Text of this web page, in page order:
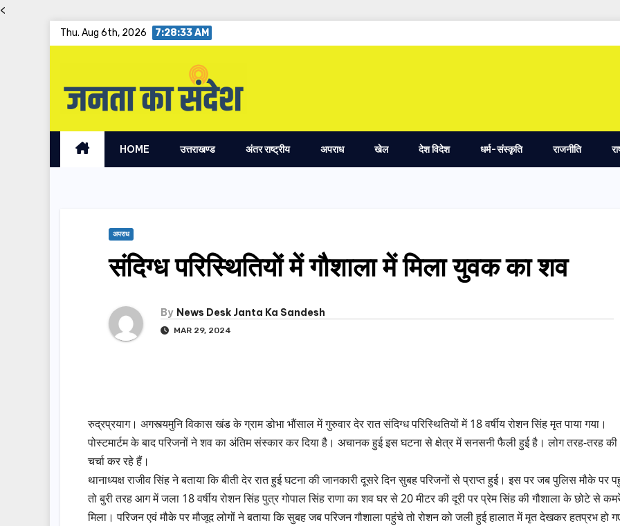
<
Thu. Aug 6th, 2026 7:28:34 AM
HOME उत्तराखण्ड अंतर राष्ट्रीय अपराध खेल देश विदेश धर्म-संस्कृति राजनीति
अपराध
संदिग्ध परिस्थितियों में गौशाला में मिला युवक का शव
By News Desk Janta Ka Sandesh
MAR 29, 2024
रुद्रप्रयाग। अगस्त्यमुनि विकास खंड के ग्राम डोभा भौंसाल में गुरुवार देर रात संदिग्ध परिस्थितियों में 18 वर्षीय रोशन सिंह मृत पाया गया।
पोस्टमार्टम के बाद परिजनों ने शव का अंतिम संस्कार कर दिया है। अचानक हुई इस घटना से क्षेत्र में सनसनी फैली हुई है। लोग तरह-तरह की
चर्चा कर रहे हैं।
थानाध्यक्ष राजीव सिंह ने बताया कि बीती देर रात हुई घटना की जानकारी दूसरे दिन सुबह परिजनों से प्राप्त हुई। इस पर जब पुलिस मौके पर
तो बुरी तरह आग में जला 18 वर्षीय रोशन सिंह पुत्र गोपाल सिंह राणा का शव घर से 20 मीटर की दूरी पर प्रेम सिंह की गौशाला के छोटे से
मिला। परिजन एवं मौके पर मौजूद लोगों ने बताया कि सुबह जब परिजन गौशाला पहुंचे तो रोशन को जली हुई हालात में मृत देखकर हतप्रभ हो